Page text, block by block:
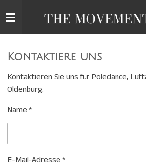
Hauptinhalt
springen
Kontaktiere uns
Kontaktieren Sie uns für Poledance,
Oldenburg.
Name *